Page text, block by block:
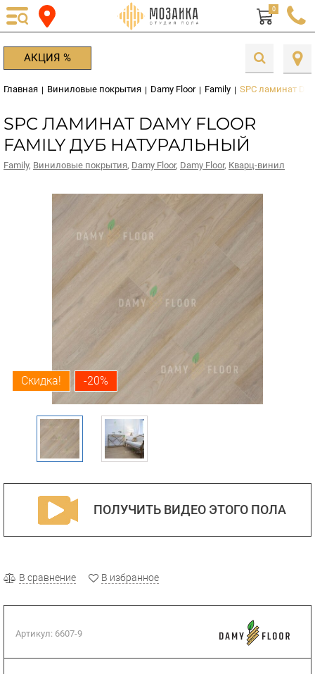
0
АКЦИЯ %
Главная | Виниловые покрытия | Damy Floor | Family | SPC ламинат
SPC ЛАМИНАТ DAMY FLOOR
FAMILY ДУБ НАТУРАЛЬНЫЙ
Family, Виниловые покрытия, Damy Floor, Damy Floor, Кварц-винил
Скидка! -20%
ПОЛУЧИТЬ ВИДЕО ЭТОГО ПОЛА
В сравнение В избранное
Артикул: 6607-9